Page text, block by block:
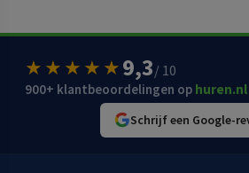
★★★★★9,3/ 10
900+ klantbeoordelingen op huren.nl
Schrijf een Google-